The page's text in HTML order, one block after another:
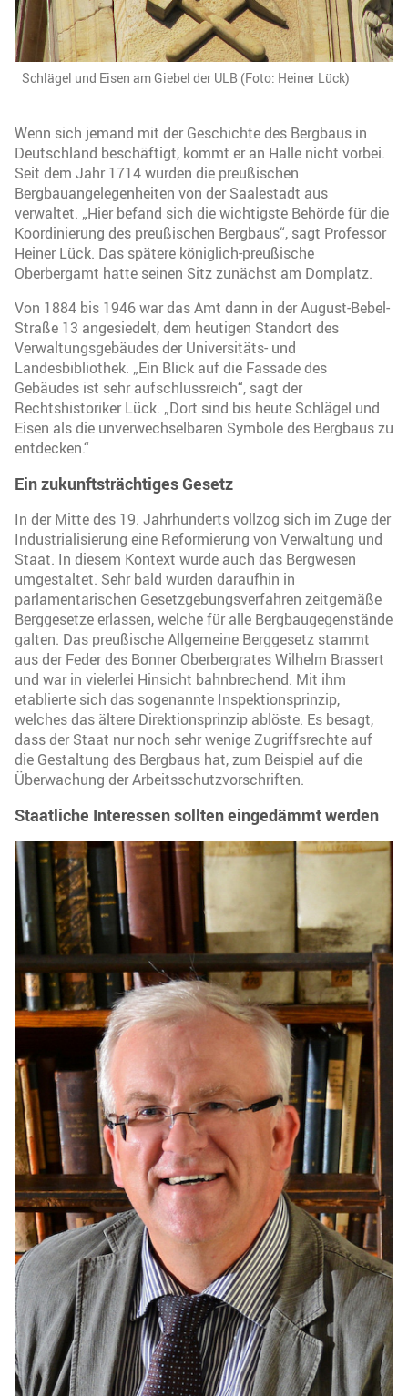
Schlägel und Eisen am Giebel der ULB (Foto: Heiner Lück)
Wenn sich jemand mit der Geschichte des Bergbaus in
Deutschland beschäftigt, kommt er an Halle nicht vorbei.
Seit dem Jahr 1714 wurden die preußischen
Bergbauangelegenheiten von der Saalestadt aus
verwaltet. „Hier befand sich die wichtigste Behörde für die
Koordinierung des preußischen Bergbaus“, sagt Professor
Heiner Lück. Das spätere königlich-preußische
Oberbergamt hatte seinen Sitz zunächst am Domplatz.
Von 1884 bis 1946 war das Amt dann in der August-Bebel-
Straße 13 angesiedelt, dem heutigen Standort des
Verwaltungsgebäudes der Universitäts- und
Landesbibliothek. „Ein Blick auf die Fassade des
Gebäudes ist sehr aufschlussreich“, sagt der
Rechtshistoriker Lück. „Dort sind bis heute Schlägel und
Eisen als die unverwechselbaren Symbole des Bergbaus zu
entdecken.“
Ein zukunftsträchtiges Gesetz
In der Mitte des 19. Jahrhunderts vollzog sich im Zuge der
Industrialisierung eine Reformierung von Verwaltung und
Staat. In diesem Kontext wurde auch das Bergwesen
umgestaltet. Sehr bald wurden daraufhin in
parlamentarischen Gesetzgebungsverfahren zeitgemäße
Berggesetze erlassen, welche für alle Bergbaugegenstände
galten. Das preußische Allgemeine Berggesetz stammt
aus der Feder des Bonner Oberbergrates Wilhelm Brassert
und war in vielerlei Hinsicht bahnbrechend. Mit ihm
etablierte sich das sogenannte Inspektionsprinzip,
welches das ältere Direktionsprinzip ablöste. Es besagt,
dass der Staat nur noch sehr wenige Zugriffsrechte auf
die Gestaltung des Bergbaus hat, zum Beispiel auf die
Überwachung der Arbeitsschutzvorschriften.
Staatliche Interessen sollten eingedämmt werden